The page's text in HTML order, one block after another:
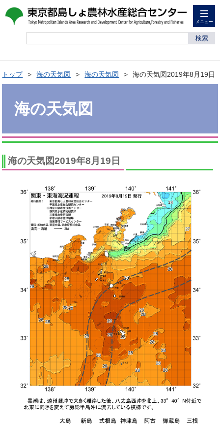
メニュー
検索
トップ 海の天気図 海の天気図 海の天気図2019年8月19日
海の天気図
海の天気図2019年8月19日